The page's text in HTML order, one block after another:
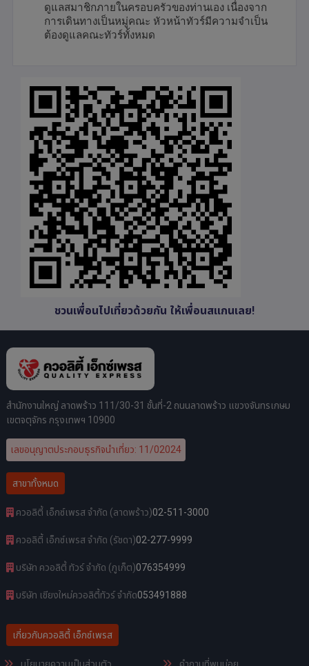
ดูแลสมาชิกภายในครอบครัวของท่านเอง เนื่องจาก
การเดินทางเป็นหมู่คณะ หัวหน้าทัวร์มีความจำเป็น
ต้องดูแลคณะทัวร์ทั้งหมด
ชวนเพื่อนไปเที่ยวด้วยกัน ให้เพื่อนสแกนเลย!
สำนักงานใหญ่ ลาดพร้าว 111/30-31 ชั้นที่-2 ถนนลาดพร้าว แขวงจันทรเกษม
เขตจตุจักร กรุงเทพฯ 10900
เลขอนุญาตประกอบธุรกิจนำเที่ยว: 11/02024
สาขาทั้งหมด
ควอลิตี้ เอ็กซ์เพรส จำกัด (ลาดพร้าว)02-511-3000
ควอลิตี้ เอ็กซ์เพรส จำกัด (รัชดา)02-277-9999
บริษัท ควอลิตี้ ทัวร์ จำกัด (ภูเก็ต)076354999
บริษัท เชียงใหม่ควอลิตี้ทัวร์ จำกัด053491888
เกี่ยวกับควอลิตี้ เอ็กซ์เพรส